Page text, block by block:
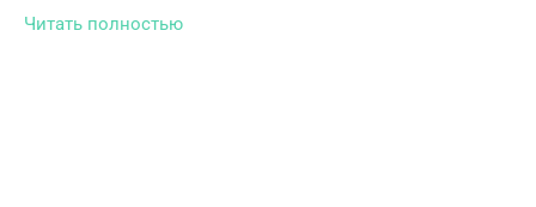
Читать полностью